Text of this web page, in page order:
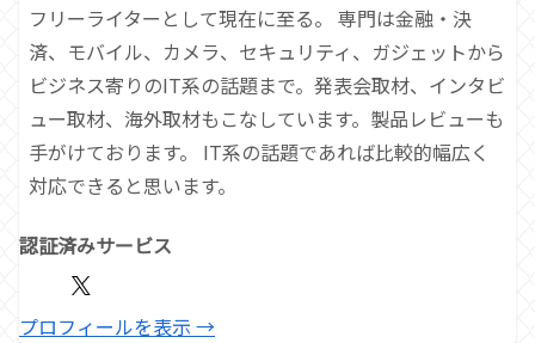
フリーライターとして現在に至る。 専門は金融・決
済、モバイル、カメラ、セキュリティ、ガジェットから
ビジネス寄りのIT系の話題まで。発表会取材、インタビ
ュー取材、海外取材もこなしています。製品レビューも
手がけております。 IT系の話題であれば比較的幅広く
対応できると思います。
認証済みサービス
プロフィールを表示 →